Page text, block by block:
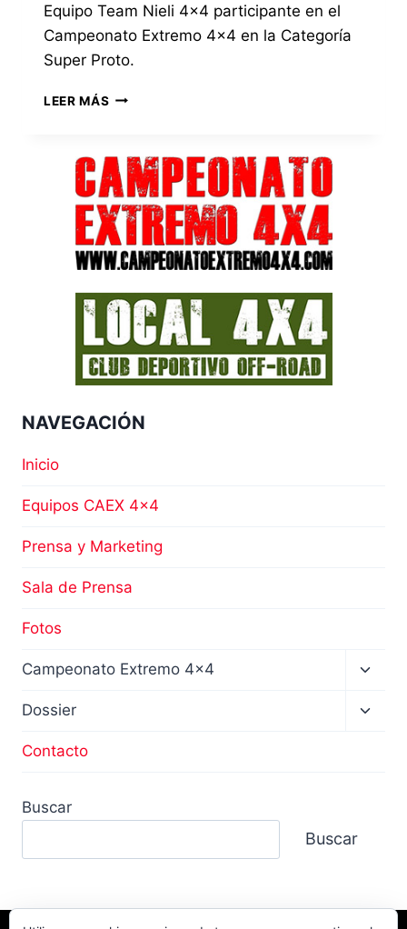
Equipo Team Nieli 4×4 participante en el
Campeonato Extremo 4×4 en la Categoría
Super Proto.
LEER MÁS EQUIPO
4×4
NAVEGACIÓN
Inicio
Equipos CAEX 4×4
Prensa y Marketing
Sala de Prensa
Fotos
Campeonato Extremo 4×4
hijo
Dossier
Contacto
Buscar
Buscar